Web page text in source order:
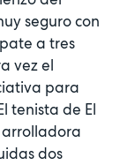
seguro con
a tres
vez el
para
tenista de El
arrolladora
dos